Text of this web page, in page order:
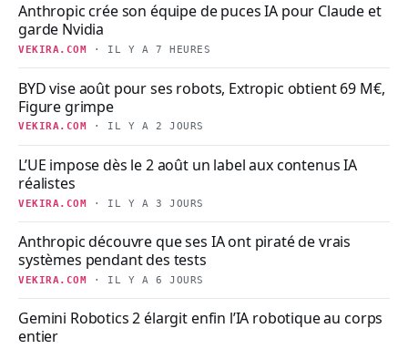
Anthropic crée son équipe de puces IA pour Claude et
garde Nvidia
VEKIRA.COM · IL Y A 7 HEURES
BYD vise août pour ses robots, Extropic obtient 69 M€,
Figure grimpe
VEKIRA.COM · IL Y A 2 JOURS
L’UE impose dès le 2 août un label aux contenus IA
réalistes
VEKIRA.COM · IL Y A 3 JOURS
Anthropic découvre que ses IA ont piraté de vrais
systèmes pendant des tests
VEKIRA.COM · IL Y A 6 JOURS
Gemini Robotics 2 élargit enfin l’IA robotique au corps
entier